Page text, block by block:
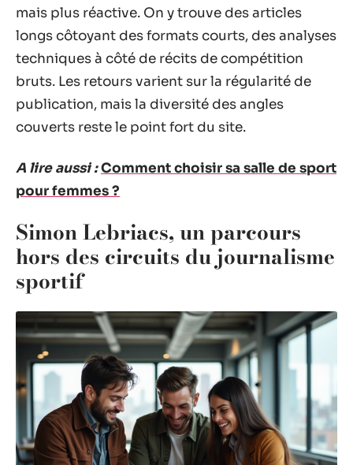
mais plus réactive. On y trouve des articles
longs côtoyant des formats courts, des analyses
techniques à côté de récits de compétition
bruts. Les retours varient sur la régularité de
publication, mais la diversité des angles
couverts reste le point fort du site.
A lire aussi :Comment choisir sa salle de sport
pour femmes ?
Simon Lebriacs, un parcours
hors des circuits du journalisme
sportif